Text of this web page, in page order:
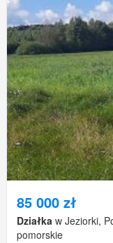
85 000 zł
Działka w Jeziorki,
pomorskie